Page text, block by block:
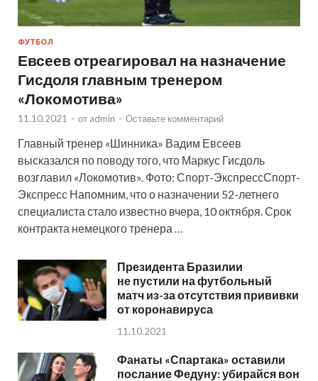
ФУТБОЛ
Евсеев отреагировал на назначение
Гисдоля главным тренером
«Локомотива»
11.10.2021 - от admin - Оставьте комментарий
Главный тренер «Шинника» Вадим Евсеев
высказался по поводу того, что Маркус Гисдоль
возглавил «Локомотив». Фото: Спорт-ЭкспрессСпорт-
Экспресс Напомним, что о назначении 52-летнего
специалиста стало известно вчера, 10 октября. Срок
контракта немецкого тренера …
Президента Бразилии
не пустили на футбольный
матч из-за отсутствия прививки
от коронавируса
11.10.2021
Фанаты «Спартака» оставили
послание Федуну: убирайся вон